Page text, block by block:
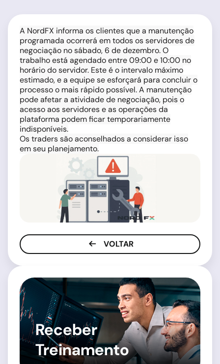
A NordFX informa os clientes que a manutenção
programada ocorrerá em todos os servidores de
negociação no sábado, 6 de dezembro. O
trabalho está agendado entre 09:00 e 10:00 no
horário do servidor. Este é o intervalo máximo
estimado, e a equipe se esforçará para concluir o
processo o mais rápido possível. A manutenção
pode afetar a atividade de negociação, pois o
acesso aos servidores e as operações da
plataforma podem ficar temporariamente
indisponíveis.
Os traders são aconselhados a considerar isso
em seu planejamento.
VOLTAR
Receber
Treinamento